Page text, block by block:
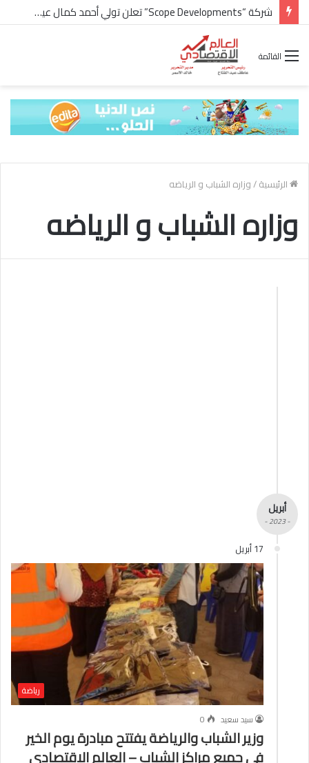
شركة “Scope Developments” تعلن تولي أحمد كمال عيسى منصب الرئيس التنفيذي للقطاع التجاري
القائمة
الرئيسية/وزاره الشباب و الرياضه
وزاره الشباب و الرياضه
أبريل
- 2023 -
17 أبريل
رياضة
سيد سعيد
0
وزير الشباب والرياضة يفتتح مبادرة يوم الخير
فى جميع مراكز الشباب – العالم الإقتصادي